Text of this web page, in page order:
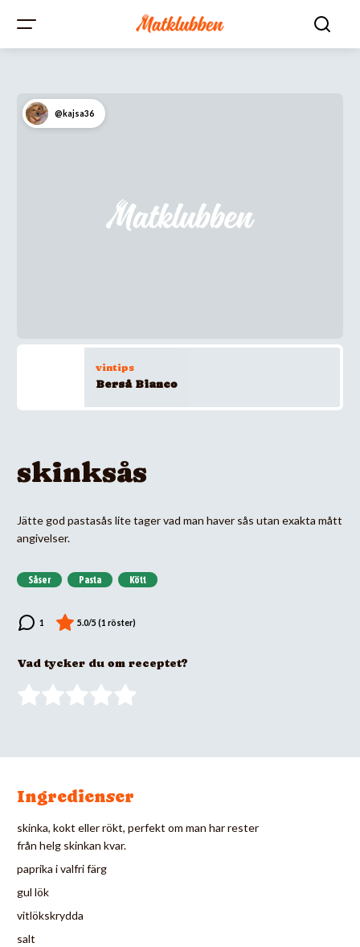
@kajsa36
vintips
Berså Bianco
skinksås
Jätte god pastasås lite tager vad man haver sås utan exakta mått
angivelser.
Såser Pasta Kött
Vad tycker du om receptet?
Ingredienser
skinka, kokt eller rökt, perfekt om man har rester
från helg skinkan kvar.
paprika i valfri färg
gul lök
vitlökskrydda
salt